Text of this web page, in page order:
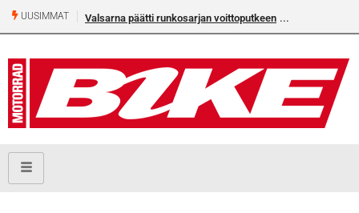
UUSIMMAT Valsarna päätti runkosarjan voittoputkeen